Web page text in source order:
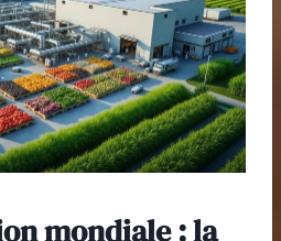
mondiale : la